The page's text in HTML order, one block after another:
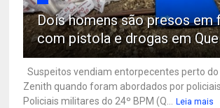
Dois homens são presos em
com pistola e drogas em
Suspeitos vendiam entorpecentes perto do
Zenith quando foram abordados por
Policiais militares do 24º BPM (Q...
Leia mais